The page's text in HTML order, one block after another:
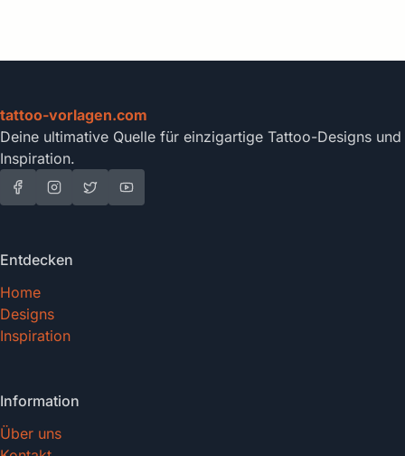
tattoo-vorlagen.com
Deine ultimative Quelle für einzigartige Tattoo-Designs und
Inspiration.
Entdecken
Home
Designs
Inspiration
Information
Über uns